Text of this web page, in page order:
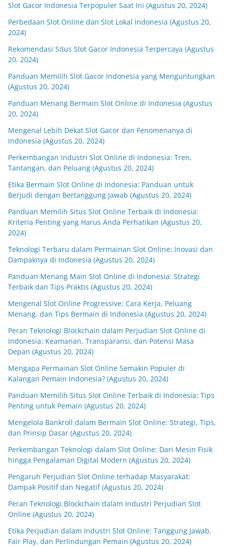
Slot Gacor Indonesia Terpopuler Saat Ini (Agustus 20, 2024)
Perbedaan Slot Online dan Slot Lokal Indonesia (Agustus 20,
2024)
Rekomendasi Situs Slot Gacor Indonesia Terpercaya (Agustus
20, 2024)
Panduan Memilih Slot Gacor Indonesia yang Menguntungkan
(Agustus 20, 2024)
Panduan Menang Bermain Slot Online di Indonesia (Agustus
20, 2024)
Mengenal Lebih Dekat Slot Gacor dan Fenomenanya di
Indonesia (Agustus 20, 2024)
Perkembangan Industri Slot Online di Indonesia: Tren,
Tantangan, dan Peluang (Agustus 20, 2024)
Etika Bermain Slot Online di Indonesia: Panduan untuk
Berjudi dengan Bertanggung Jawab (Agustus 20, 2024)
Panduan Memilih Situs Slot Online Terbaik di Indonesia:
Kriteria Penting yang Harus Anda Perhatikan (Agustus 20,
2024)
Teknologi Terbaru dalam Permainan Slot Online: Inovasi dan
Dampaknya di Indonesia (Agustus 20, 2024)
Panduan Menang Main Slot Online di Indonesia: Strategi
Terbaik dan Tips Praktis (Agustus 20, 2024)
Mengenal Slot Online Progressive: Cara Kerja, Peluang
Menang, dan Tips Bermain di Indonesia (Agustus 20, 2024)
Peran Teknologi Blockchain dalam Perjudian Slot Online di
Indonesia: Keamanan, Transparansi, dan Potensi Masa
Depan (Agustus 20, 2024)
Mengapa Permainan Slot Online Semakin Populer di
Kalangan Pemain Indonesia? (Agustus 20, 2024)
Panduan Memilih Situs Slot Online Terbaik di Indonesia: Tips
Penting untuk Pemain (Agustus 20, 2024)
Mengelola Bankroll dalam Bermain Slot Online: Strategi, Tips,
dan Prinsip Dasar (Agustus 20, 2024)
Perkembangan Teknologi dalam Slot Online: Dari Mesin Fisik
hingga Pengalaman Digital Modern (Agustus 20, 2024)
Pengaruh Perjudian Slot Online terhadap Masyarakat:
Dampak Positif dan Negatif (Agustus 20, 2024)
Peran Teknologi Blockchain dalam Industri Perjudian Slot
Online (Agustus 20, 2024)
Etika Perjudian dalam Industri Slot Online: Tanggung Jawab,
Fair Play, dan Perlindungan Pemain (Agustus 20, 2024)